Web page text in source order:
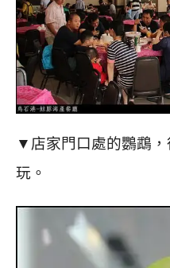
▼店家門口處的鸚鵡，
玩。